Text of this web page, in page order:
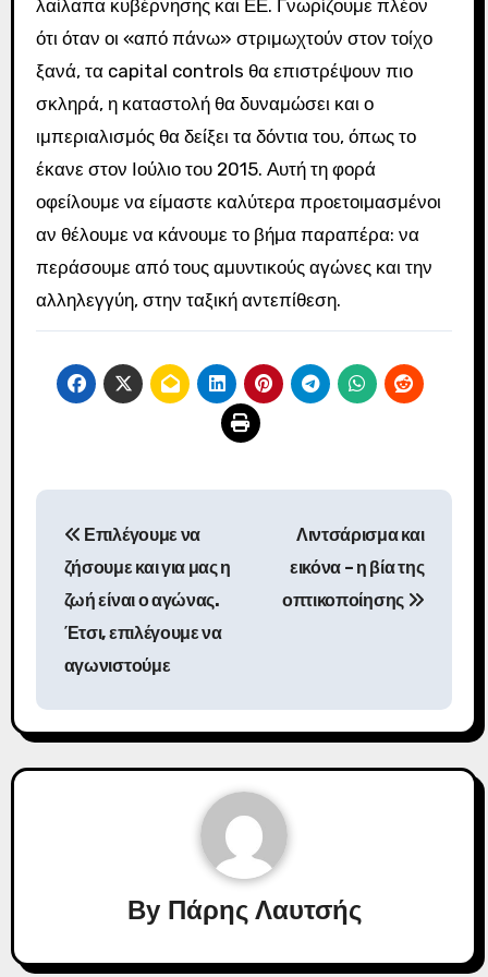
λαίλαπα κυβέρνησης και ΕΕ. Γνωρίζουμε πλέον
ότι όταν οι «από πάνω» στριμωχτούν στον τοίχο
ξανά, τα capital controls θα επιστρέψουν πιο
σκληρά, η καταστολή θα δυναμώσει και ο
ιμπεριαλισμός θα δείξει τα δόντια του, όπως το
έκανε στον Ιούλιο του 2015. Αυτή τη φορά
οφείλουμε να είμαστε καλύτερα προετοιμασμένοι
αν θέλουμε να κάνουμε το βήμα παραπέρα: να
περάσουμε από τους αμυντικούς αγώνες και την
αλληλεγγύη, στην ταξική αντεπίθεση.
η
σ
θ
Επιλέγουμε να
ζήσουμε και για μας η
ζωή είναι ο αγώνας.
Έτσι, επιλέγουμε να
αγωνιστούμε
Λιντσάρισμα και
εικόνα – η βία της
οπτικοποίησης
By Πάρης Λαυτσής